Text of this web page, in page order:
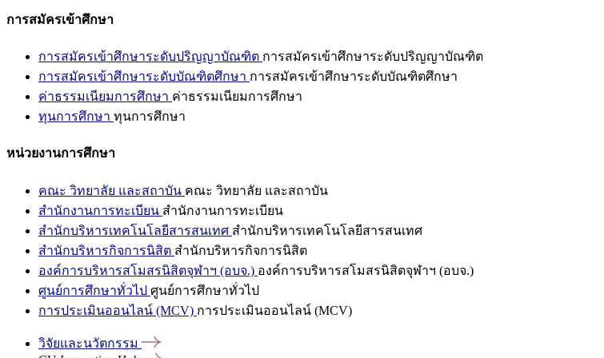
การสมัครเข้าศึกษา
การสมัครเข้าศึกษาระดับปริญญาบัณฑิต การสมัครเข้าศึกษาระดับปริญญาบัณฑิต
การสมัครเข้าศึกษาระดับบัณฑิตศึกษา การสมัครเข้าศึกษาระดับบัณฑิตศึกษา
ค่าธรรมเนียมการศึกษา ค่าธรรมเนียมการศึกษา
ทุนการศึกษา ทุนการศึกษา
หน่วยงานการศึกษา
คณะ วิทยาลัย และสถาบัน คณะ วิทยาลัย และสถาบัน
สำนักงานการทะเบียน สำนักงานการทะเบียน
สำนักบริหารเทคโนโลยีสารสนเทศ สำนักบริหารเทคโนโลยีสารสนเทศ
สำนักบริหารกิจการนิสิต สำนักบริหารกิจการนิสิต
องค์การบริหารสโมสรนิสิตจุฬาฯ (อบจ.) องค์การบริหารสโมสรนิสิตจุฬาฯ (อบจ.)
ศูนย์การศึกษาทั่วไป ศูนย์การศึกษาทั่วไป
การประเมินออนไลน์ (MCV) การประเมินออนไลน์ (MCV)
วิจัยและนวัตกรรม